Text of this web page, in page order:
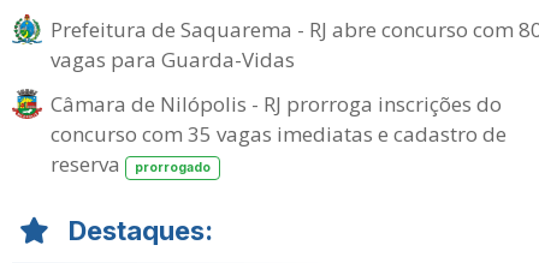
Prefeitura de Saquarema - RJ abre concurso com
vagas para Guarda-Vidas
Câmara de Nilópolis - RJ prorroga inscrições do
concurso com 35 vagas imediatas e cadastro de
reserva
prorrogado
Destaques: